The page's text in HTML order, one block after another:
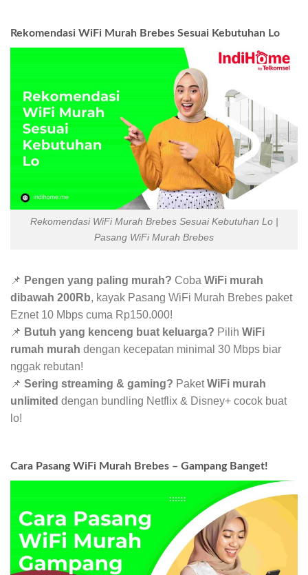
Rekomendasi WiFi Murah Brebes Sesuai Kebutuhan Lo
Rekomendasi WiFi Murah Brebes Sesuai Kebutuhan Lo |
Pasang WiFi Murah Brebes
📌 Pengen yang paling murah? Coba WiFi murah
dibawah 200Rb, kayak Pasang WiFi Murah Brebes paket
Eznet 10 Mbps cuma Rp150.000!
📌 Butuh yang kenceng buat keluarga? Pilih WiFi
rumah murah dengan kecepatan minimal 30 Mbps biar
nggak rebutan!
📌 Sering streaming & gaming? PaketWiFi murah
unlimited dengan bundling Netflix & Disney+ cocok buat
lo!
Cara Pasang WiFi Murah Brebes – Gampang Banget!